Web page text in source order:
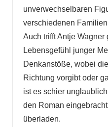
unverwechselbaren
verschiedenen
Auch trifft Antje Wagner
Lebensgefühl junger
Denkanstöße, wobei
Richtung vorgibt oder
ist es schier
den Roman
überladen.